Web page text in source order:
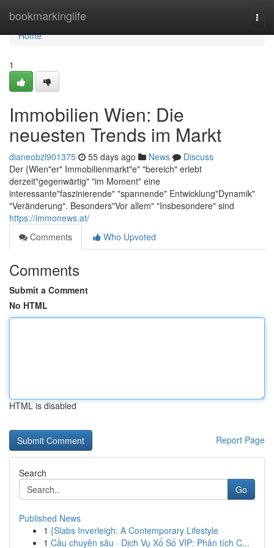
bookmarkinglife
Home
Home
1
Immobilien Wien: Die
neuesten Trends im Markt
dianeobzl901375 55 days ago News
Discuss
Der {Wien"er" Immobilienmarkt"e" "bereich" erlebt
derzeit"gegenwärtig" "im Moment" eine
interessante"faszinierende" "spannende" Entwicklung"Dynamik"
"Veränderung". Besonders"Vor allem" "Insbesondere" sind
https://immonews.at/
Comments
Who Upvoted
Comments
Submit a Comment
No HTML
HTML is disabled
Report Page
Search
Go
Published News
1 {Slabs Inverleigh: A Contemporary Lifestyle
1 Cầu chuyên sâu · Dịch Vụ Xổ Số VIP: Phân tích C...